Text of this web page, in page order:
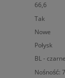
66,6
Tak
Nowe
Połysk
BL - czarne
Nośność: